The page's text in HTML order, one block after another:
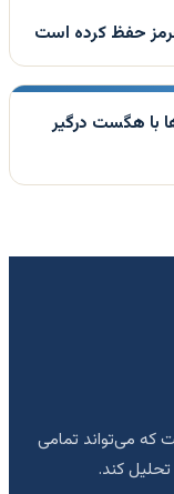
حفظ کرده است
با هگست درگیر
که می‌تواند تمامی
کند.